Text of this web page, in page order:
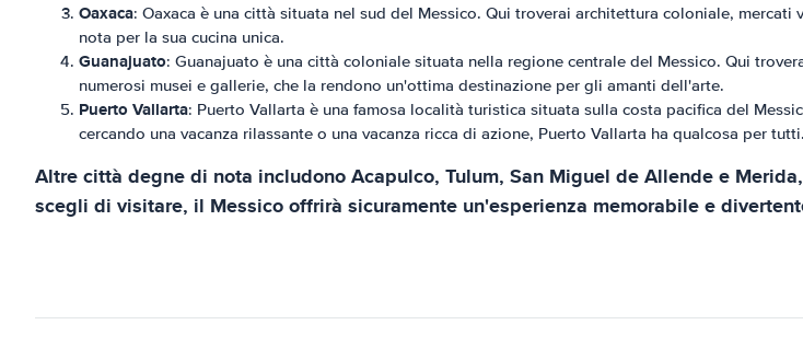
Oaxaca: Oaxaca è una città situata nel sud del Messico. Qui troverai architettura coloniale,
nota per la sua cucina unica.
Guanajuato: Guanajuato è una città coloniale situata nella regione centrale del Messico. Qui
numerosi musei e gallerie, che la rendono un'ottima destinazione per gli amanti dell'arte.
Puerto Vallarta: Puerto Vallarta è una famosa località turistica situata sulla costa pacifica del
cercando una vacanza rilassante o una vacanza ricca di azione, Puerto Vallarta ha qualcosa per tutti.
Altre città degne di nota includono Acapulco, Tulum, San Miguel de Allende e
scegli di visitare, il Messico offrirà sicuramente un'esperienza memorabile e